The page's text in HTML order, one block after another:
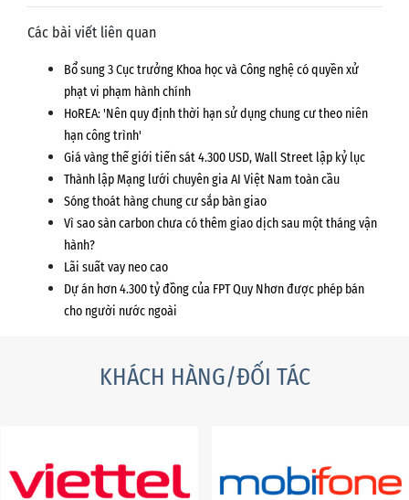
Các bài viết liên quan
Bổ sung 3 Cục trưởng Khoa học và Công nghệ có quyền xử
phạt vi phạm hành chính
HoREA: 'Nên quy định thời hạn sử dụng chung cư theo niên
hạn công trình'
Giá vàng thế giới tiến sát 4.300 USD, Wall Street lập kỷ lục
Thành lập Mạng lưới chuyên gia AI Việt Nam toàn cầu
Sóng thoát hàng chung cư sắp bàn giao
Vì sao sàn carbon chưa có thêm giao dịch sau một tháng vận
hành?
Lãi suất vay neo cao
Dự án hơn 4.300 tỷ đồng của FPT Quy Nhơn được phép bán
cho người nước ngoài
KHÁCH HÀNG/ĐỐI TÁC